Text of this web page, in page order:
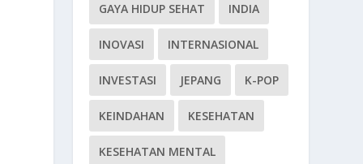
GAYA HIDUP SEHAT INDIA
INOVASI INTERNASIONAL
INVESTASI JEPANG K-POP
KEINDAHAN KESEHATAN
KESEHATAN MENTAL